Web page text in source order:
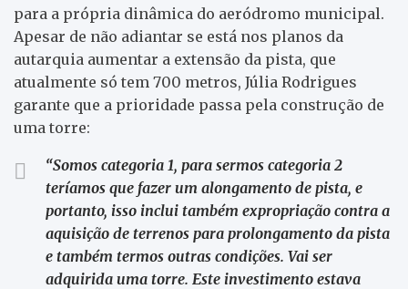
para a própria dinâmica do aeródromo municipal.
Apesar de não adiantar se está nos planos da
autarquia aumentar a extensão da pista, que
atualmente só tem 700 metros, Júlia Rodrigues
garante que a prioridade passa pela construção de
uma torre:
“Somos categoria 1, para sermos categoria 2
teríamos que fazer um alongamento de pista, e
portanto, isso inclui também expropriação contra a
aquisição de terrenos para prolongamento da pista
e também termos outras condições. Vai ser
adquirida uma torre. Este investimento estava